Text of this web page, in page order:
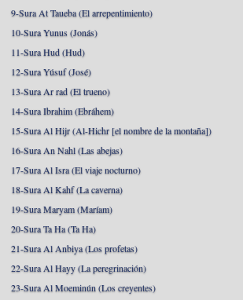
9-Sura At Taueba (El arrepentimiento)
10-Sura Yunus (Jonás)
11-Sura Hud (Hud)
12-Sura Yúsuf (José)
13-Sura Ar rad (El trueno)
14-Sura Ibrahim (Ebráhem)
15-Sura Al Hijr (Al-Hichr [el nombre de la montaña])
16-Sura An Nahl (Las abejas)
17-Sura Al Isra (El viaje nocturno)
18-Sura Al Kahf (La caverna)
19-Sura Maryam (Maríam)
20-Sura Ta Ha (Ta Ha)
21-Sura Al Anbiya (Los profetas)
22-Sura Al Hayy (La peregrinación)
23-Sura Al Moeminún (Los creyentes)